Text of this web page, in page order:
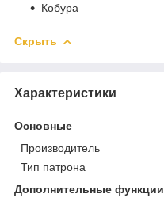
Кобура
Скрыть
Характеристики
Основные
Производитель
Тип патрона
Дополнительные функции